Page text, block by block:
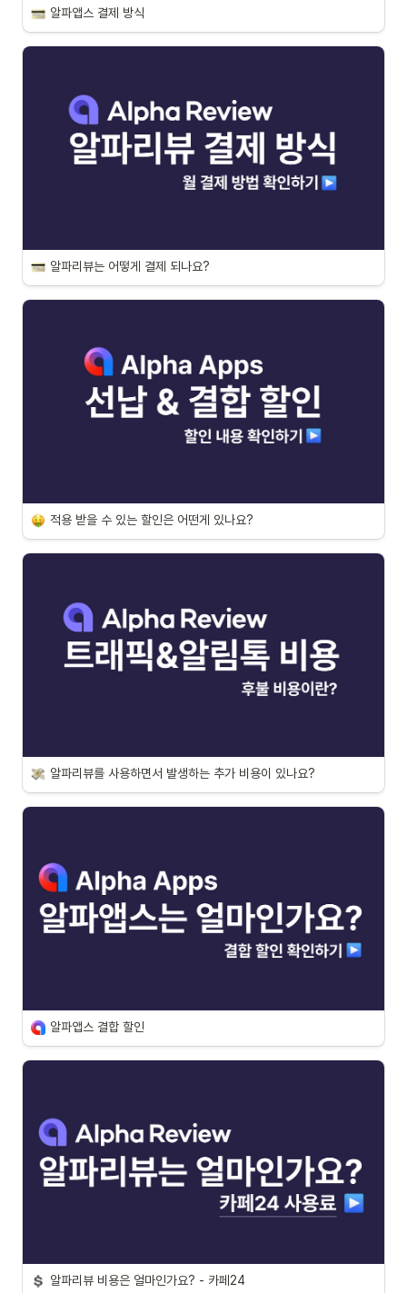
알파앱스 결제 방식
알파리뷰는 어떻게 결제 되나요?
적용 받을 수 있는 할인은 어떤게 있나요?
알파리뷰를 사용하면서 발생하는 추가 비용이 있나요?
알파앱스 결합 할인
알파리뷰 비용은 얼마인가요? - 카페24